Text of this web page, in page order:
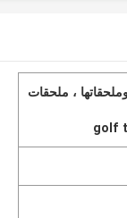
، ملحقات
golf